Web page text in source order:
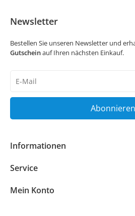
Newsletter
Bestellen Sie unseren Newsletter und
Gutscheinauf Ihren nächsten Einkauf.
Honig
Abonnieren
Informationen
Service
Mein Konto